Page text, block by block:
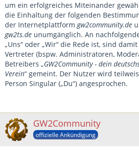
um ein erfolgreiches Miteinander
die Einhaltung der folgenden
der Internetplattformgw2community.de
gw2ts.de unumgänglich. An
„Uns“ oder „Wir“ die Rede ist, sind
Vertreter (bspw. Administratoren,
Betreibers „GW2Community - dein
Verein“ gemeint. Der Nutzer wird
Person Singular („Du“) angesprochen.
GW2Community
offizielle Ankündigung